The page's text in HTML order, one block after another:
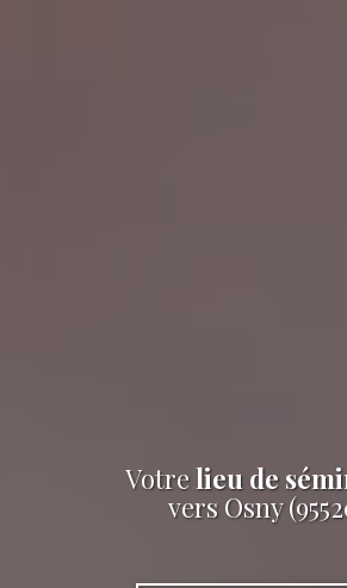
Votrelieu de
vers Osny